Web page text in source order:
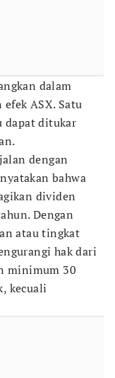
dalam
ASX. Satu
dapat ditukar
dengan
bahwa
dividen
Dengan
atau tingkat
hak dari
minimum 30
kecuali